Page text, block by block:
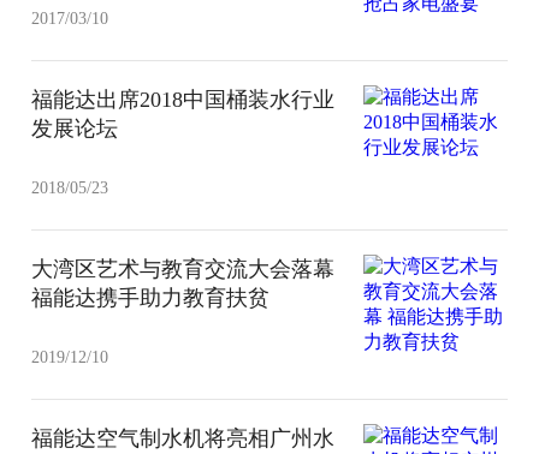
2017/03/10
福能达出席2018中国桶装水行业
发展论坛
2018/05/23
大湾区艺术与教育交流大会落幕
福能达携手助力教育扶贫
2019/12/10
福能达空气制水机将亮相广州水